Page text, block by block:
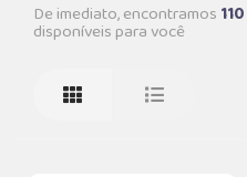
De imediato, encontramos 110
disponíveis para você